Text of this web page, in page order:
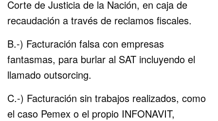
Corte de Justicia de la Nación, en caja de
recaudación a través de reclamos fiscales.
B.-) Facturación falsa con empresas
fantasmas, para burlar al SAT incluyendo el
llamado outsorcing.
C.-) Facturación sin trabajos realizados, como
el caso Pemex o el propio INFONAVIT,